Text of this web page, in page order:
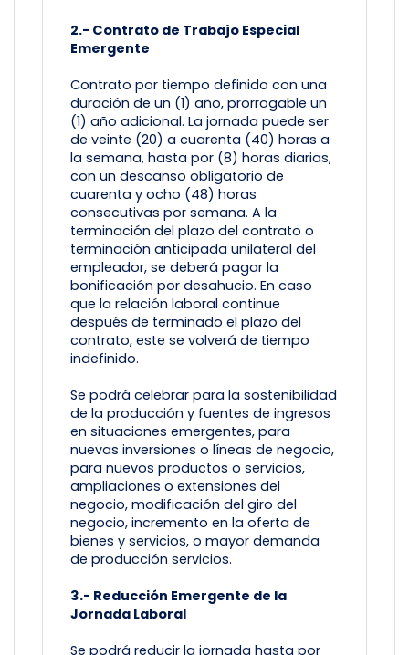
2.- Contrato de Trabajo Especial
Emergente
Contrato por tiempo definido con una
duración de un (1) año, prorrogable un
(1) año adicional. La jornada puede ser
de veinte (20) a cuarenta (40) horas a
la semana, hasta por (8) horas diarias,
con un descanso obligatorio de
cuarenta y ocho (48) horas
consecutivas por semana. A la
terminación del plazo del contrato o
terminación anticipada unilateral del
empleador, se deberá pagar la
bonificación por desahucio. En caso
que la relación laboral continue
después de terminado el plazo del
contrato, este se volverá de tiempo
indefinido.
Se podrá celebrar para la sostenibilidad
de la producción y fuentes de ingresos
en situaciones emergentes, para
nuevas inversiones o líneas de negocio,
para nuevos productos o servicios,
ampliaciones o extensiones del
negocio, modificación del giro del
negocio, incremento en la oferta de
bienes y servicios, o mayor demanda
de producción servicios.
3.- Reducción Emergente de la
Jornada Laboral
Se podrá reducir la jornada hasta por